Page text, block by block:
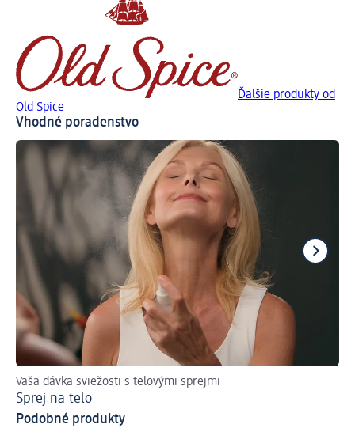
Ďalšie produkty od
Old Spice
Vhodné poradenstvo
Vaša dávka sviežosti s telovými sprejmi
Sprej na telo
Podobné produkty